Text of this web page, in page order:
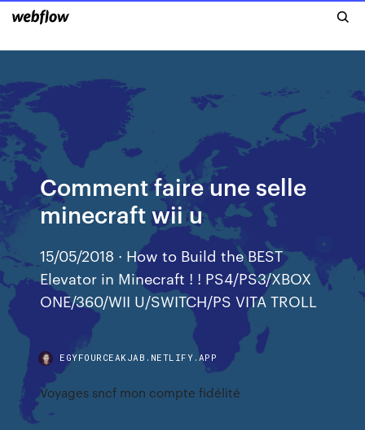
Comment faire une selle
minecraft wii u
15/05/2018 · How to Build the BEST
Elevator in Minecraft ! ! PS4/PS3/XBOX
ONE/360/WII U/SWITCH/PS VITA TROLL
EGYFOURCEAKJAB.NETLIFY.APP
Voyages sncf mon compte fidélité